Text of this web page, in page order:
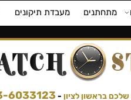
בראשון לציון -
6033123
מתחתנים מעבדת תיקונים